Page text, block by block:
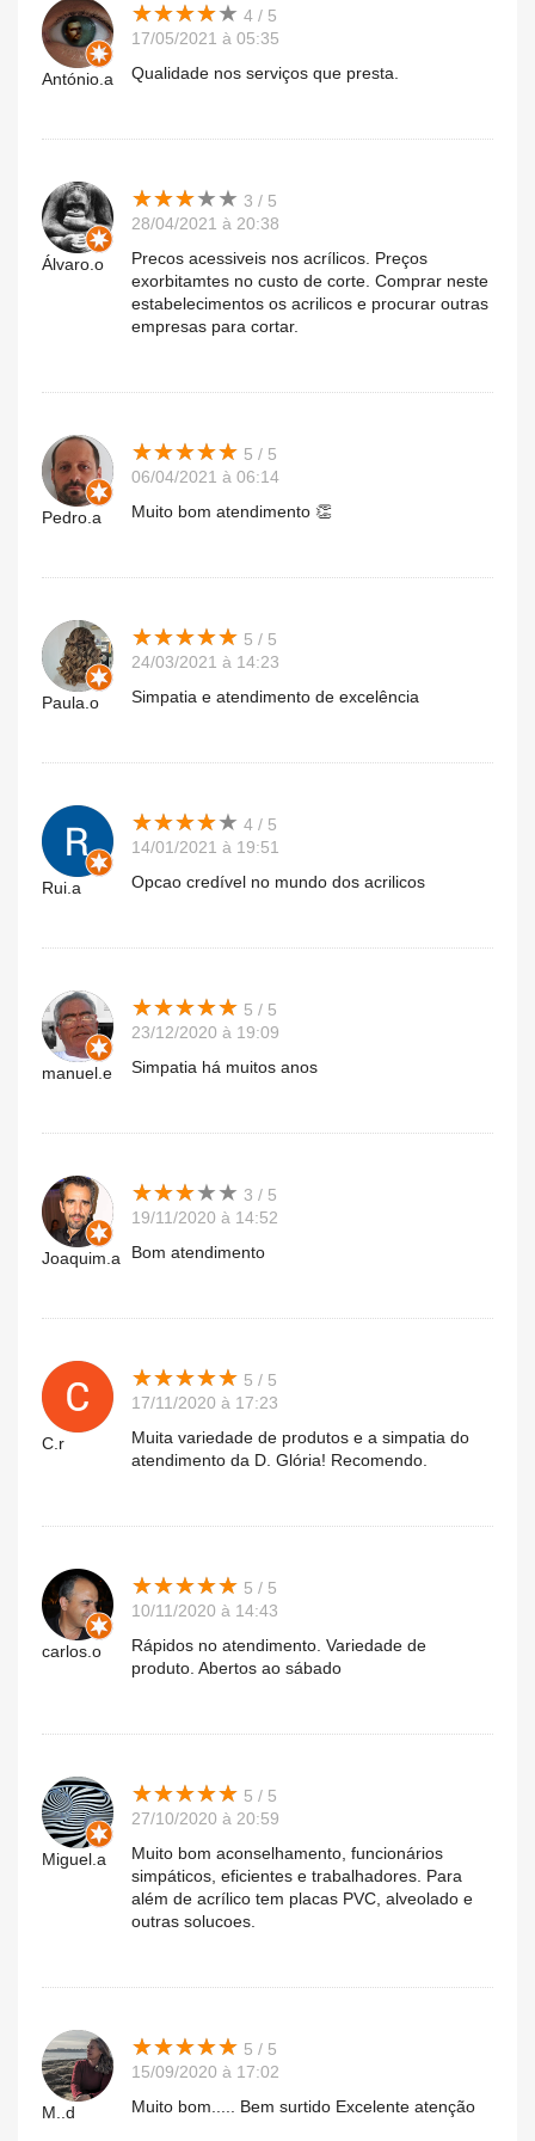
António.a
★★★★★
★★★★★ 4 / 5
17/05/2021 à 05:35
Qualidade nos serviços que presta.
Álvaro.o
★★★★★
★★★★★ 3 / 5
28/04/2021 à 20:38
Precos acessiveis nos acrílicos. Preços
exorbitamtes no custo de corte. Comprar neste
estabelecimentos os acrilicos e procurar outras
empresas para cortar.
Pedro.a
★★★★★
★★★★★ 5 / 5
06/04/2021 à 06:14
Muito bom atendimento 👏
Paula.o
★★★★★
★★★★★ 5 / 5
24/03/2021 à 14:23
Simpatia e atendimento de excelência
Rui.a
★★★★★
★★★★★ 4 / 5
14/01/2021 à 19:51
Opcao credível no mundo dos acrilicos
manuel.e
★★★★★
★★★★★ 5 / 5
23/12/2020 à 19:09
Simpatia há muitos anos
Joaquim.a
★★★★★
★★★★★ 3 / 5
19/11/2020 à 14:52
Bom atendimento
C.r
★★★★★
★★★★★ 5 / 5
17/11/2020 à 17:23
Muita variedade de produtos e a simpatia do
atendimento da D. Glória! Recomendo.
carlos.o
★★★★★
★★★★★ 5 / 5
10/11/2020 à 14:43
Rápidos no atendimento. Variedade de
produto. Abertos ao sábado
Miguel.a
★★★★★
★★★★★ 5 / 5
27/10/2020 à 20:59
Muito bom aconselhamento, funcionários
simpáticos, eficientes e trabalhadores. Para
além de acrílico tem placas PVC, alveolado e
outras solucoes.
M..d
★★★★★
★★★★★ 5 / 5
15/09/2020 à 17:02
Muito bom..... Bem surtido Excelente atenção